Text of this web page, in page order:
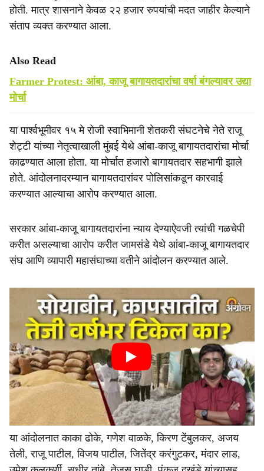
होती. मात्र शासनाने केवळ २२ हजार रुपयांची मदत जाहीर केल्याने
संताप व्यक्त करण्यात आला.
Also Read
Farmer Protest: आंबा, काजू बागायतदारांचा वर्षा बंगल्यावर उद्या
मोर्चा
या पार्श्‍वभूमीवर १५ मे रोजी स्वाभिमानी शेतकरी संघटनेचे नेते राजू
शेट्टी यांच्या नेतृत्वाखाली मुंबई येथे आंबा-काजू बागायतदारांचा मोर्चा
काढण्यात आला होता. या मोर्चात हजारो बागायतदार सहभागी झाले
होते. आंदोलनादरम्यान बागायतदारांवर पोलिसांकडून कारवाई
करण्यात आल्याचा आरोप करण्यात आला.
सरकार आंबा-काजू बागायतदारांना न्याय देण्याऐवजी त्यांची गळचेपी
करीत असल्याचा आरोप करीत जामसंडे येथे आंबा-काजू बागायतदार
संघ आणि व्यापारी महासंघाच्या वतीने आंदोलन करण्यात आले.
या आंदोलनात काका ढोके, गणेश वाळके, किरण टेंबुलकर, अजय
तेली, राजू पाटील, विजय पाटील, जितेंद्र करंगुटकर, मंदार लाड,